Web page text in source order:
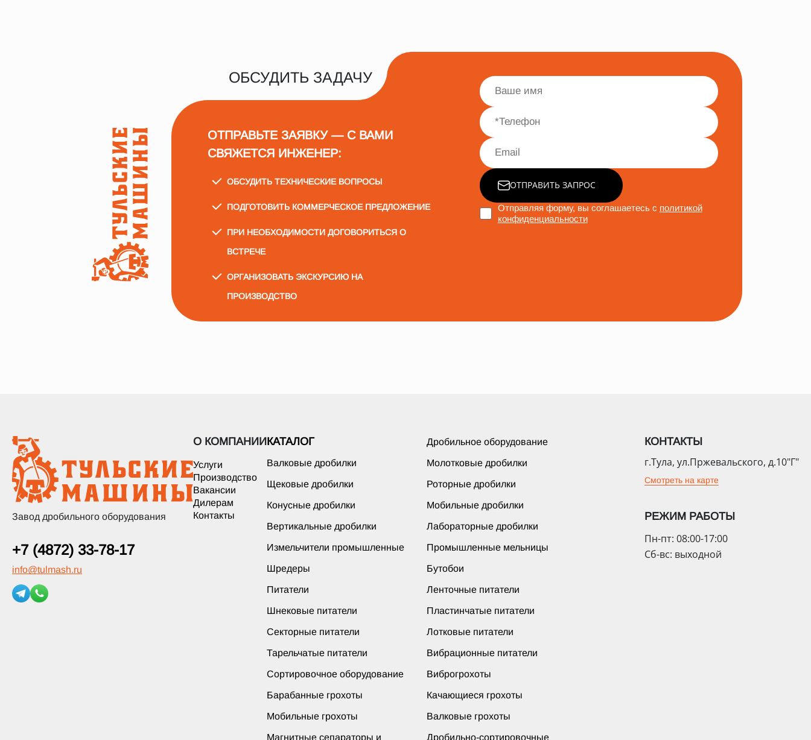
ОБСУДИТЬ ЗАДАЧУ
ОТПРАВЬТЕ ЗАЯВКУ — С ВАМИ
СВЯЖЕТСЯ ИНЖЕНЕР:
ОБСУДИТЬ ТЕХНИЧЕСКИЕ ВОПРОСЫ
ПОДГОТОВИТЬ КОММЕРЧЕСКОЕ ПРЕДЛОЖЕНИЕ
ПРИ НЕОБХОДИМОСТИ ДОГОВОРИТЬСЯ О
ВСТРЕЧЕ
ОРГАНИЗОВАТЬ ЭКСКУРСИЮ НА
ПРОИЗВОДСТВО
ОТПРАВИТЬ ЗАПРОС
Отправляя форму, вы соглашаетесь с политикой
конфиденциальности
Завод дробильного оборудования
+7 (4872) 33-78-17
info@tulmash.ru
О КОМПАНИИ
Услуги
Производство
Вакансии
Дилерам
Контакты
КАТАЛОГ Дробильное оборудование
Валковые дробилки Молотковые дробилки
Щековые дробилки Роторные дробилки
Конусные дробилки Мобильные дробилки
Вертикальные дробилки Лабораторные дробилки
Измельчители промышленные Промышленные мельницы
Шредеры Бутобои
Питатели Ленточные питатели
Шнековые питатели Пластинчатые питатели
Секторные питатели Лотковые питатели
Тарельчатые питатели Вибрационные питатели
Сортировочное оборудование Виброгрохоты
Барабанные грохоты Качающиеся грохоты
Мобильные грохоты Валковые грохоты
Магнитные сепараторы и Дробильно-сортировочные
КОНТАКТЫ
г.Тула, ул.Пржевальского, д.10"Г"
Смотреть на карте
РЕЖИМ РАБОТЫ
Пн-пт: 08:00-17:00
Сб-вс: выходной